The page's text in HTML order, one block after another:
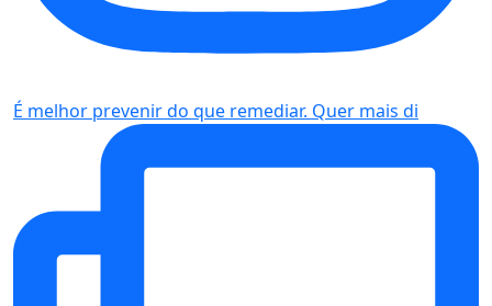
É melhor prevenir do que remediar. Quer mais di